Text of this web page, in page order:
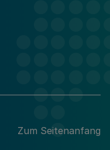
Zum Seitenanfang